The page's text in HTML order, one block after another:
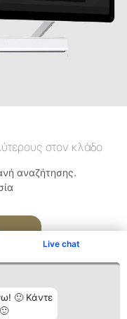
Live chat
🙂 Κάντε
στον κλάδο
αναζήτησης.